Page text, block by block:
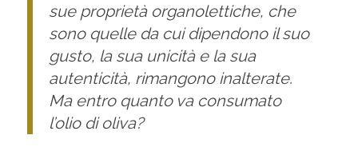
sue proprietà organolettiche, che
sono quelle da cui dipendono il suo
gusto, la sua unicità e la sua
autenticità, rimangono inalterate.
Ma entro quanto va consumato
l’olio di oliva?